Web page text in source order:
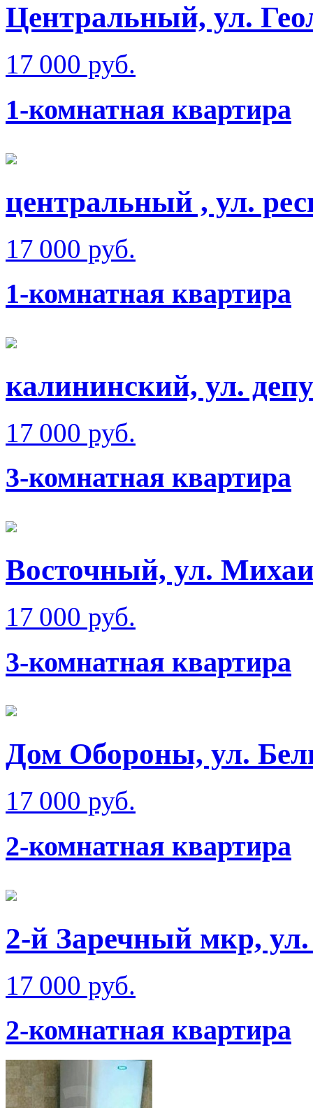
Центральный, ул.
17 000 руб.
1-комнатная квартира
центральный , ул.
17 000 руб.
1-комнатная квартира
калининский, ул.
17 000 руб.
3-комнатная квартира
Восточный, ул.
17 000 руб.
3-комнатная квартира
Дом Обороны, ул.
17 000 руб.
2-комнатная квартира
2-й Заречный мкр, ул.
17 000 руб.
2-комнатная квартира